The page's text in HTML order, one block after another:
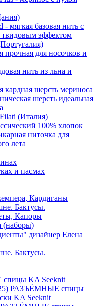
- мягкая базовая нить с
твидовым эффектом
прочная для носочков и
нить из льна и
кардная шерсть мериноса
шерсть идеальная
(Италия)
100% хлопок
ниточка для
лета
и пасмах
Кардиганы
Бактусы.
Капоры
(наборы)
дизайнер Елена
Бактусы.
KA Seeknit
РАЗЪЁМНЫЕ спицы
KA Seeknit